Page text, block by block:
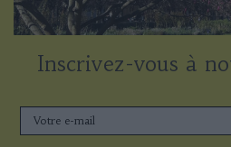
Inscrivez-vous à